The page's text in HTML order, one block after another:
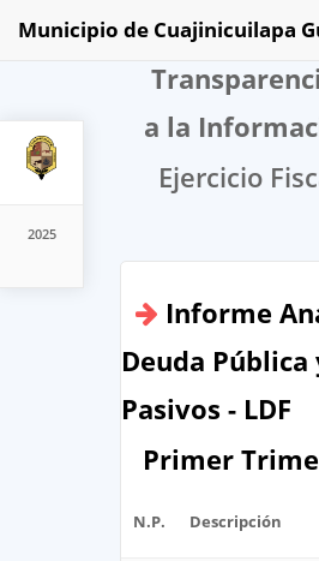
2025
Municipio de Cuajinicuilapa
a la
Ejercicio
Informe
Deuda
Pasivos - LDF
Primer
N.P. Descripción